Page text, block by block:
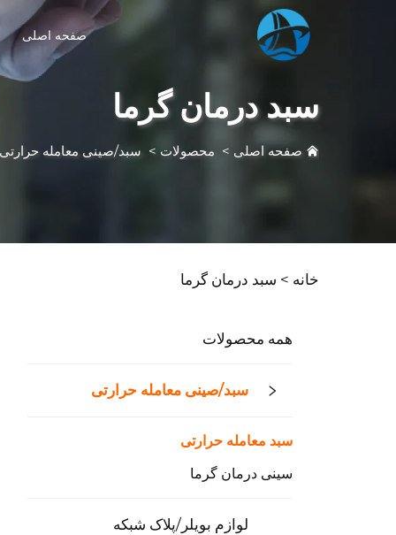
صفحه اصلی
سبد درمان گرما
صفحه اصلی > محصولات > سبد/صینی معامله حرارتی
خانه > سبد درمان گرما
همه محصولات
سبد/صینی معامله حرارتی
سبد معامله حرارتی
سینی درمان گرما
لوازم بویلر/پلاک شبکه